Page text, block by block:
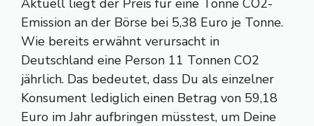
Emission an der Börse bei 5,38 Euro je Tonne.
Wie bereits erwähnt verursacht in
Deutschland eine Person 11 Tonnen CO2
jährlich. Das bedeutet, dass Du als einzelner
Konsument lediglich einen Betrag von 59,18
Euro im Jahr aufbringen müsstest, um Deine